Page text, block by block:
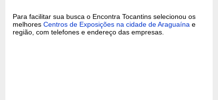
Para facilitar sua busca o Encontra Tocantins selecionou os
melhoresCentros de Exposições na cidade de Araguaína e
região, com telefones e endereço das empresas.